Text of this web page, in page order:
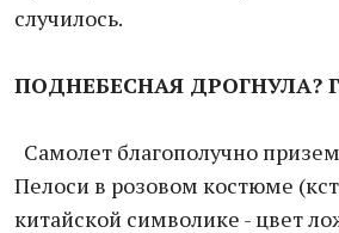
случилось.
ПОДНЕБЕСНАЯ ДРОГНУЛА?
Самолет благополучно
Пелоси в розовом костюме
китайской символике - цвет